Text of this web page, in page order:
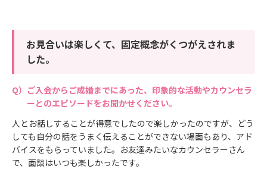
お見合いは楽しくて、固定概念がくつがえされま
した。
ご入会からご成婚までにあった、印象的な活動やカウンセラ
ーとのエピソードをお聞かせください。
人とお話しすることが得意でしたので楽しかったのですが、どう
しても自分の話をうまく伝えることができない場面もあり、アド
バイスをもらっていました。お友達みたいなカウンセラーさん
で、面談はいつも楽しかったです。